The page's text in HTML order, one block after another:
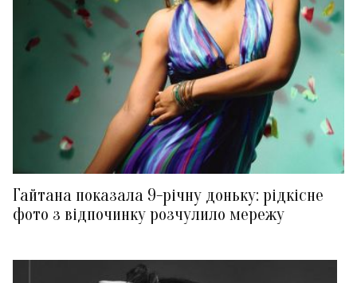
Гайтана показала 9-річну доньку: рідкісне
фото з відпочинку розчулило мережу